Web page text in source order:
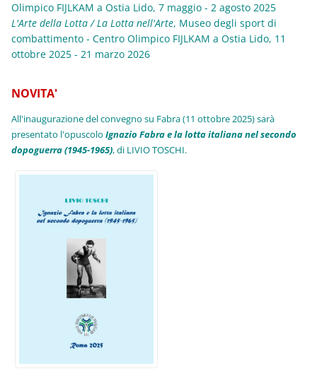
Olimpico FIJLKAM a Ostia Lido, 7 maggio - 2 agosto 2025
L'Arte della Lotta / La Lotta nell'Arte, Museo degli sport di
combattimento - Centro Olimpico FIJLKAM a Ostia Lido, 11
ottobre 2025 - 21 marzo 2026
NOVITA'
All'inaugurazione del convegno su Fabra (11 ottobre 2025) sarà
presentato l'opuscoloIgnazio Fabra e la lotta italiana nel secondo
dopoguerra (1945-1965), di LIVIO TOSCHI.